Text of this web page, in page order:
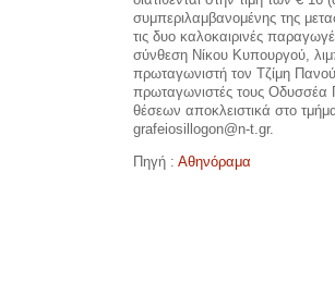
συμπεριλαμβανομένης της
τις δυο καλοκαιρινές
σύνθεση Νίκου Κυπουργού,
πρωταγωνιστή τον Τζίμη
πρωταγωνιστές τους Οδυσσέα
θέσεων αποκλειστικά στο
grafeiosillogon@n-t.gr.
Πηγή : Αθηνόραμα